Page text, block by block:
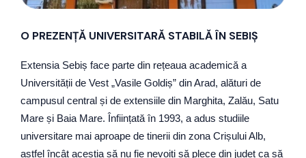
O PREZENȚĂ UNIVERSITARĂ STABILĂ ÎN SEBIȘ
Extensia Sebiș face parte din rețeaua academică a
Universității de Vest „Vasile Goldiș” din Arad, alături de
campusul central și de extensiile din Marghita, Zalău, Satu
Mare și Baia Mare. Înființată în 1993, a adus studiile
universitare mai aproape de tinerii din zona Crișului Alb,
astfel încât aceștia să nu fie nevoiți să plece din județ ca să